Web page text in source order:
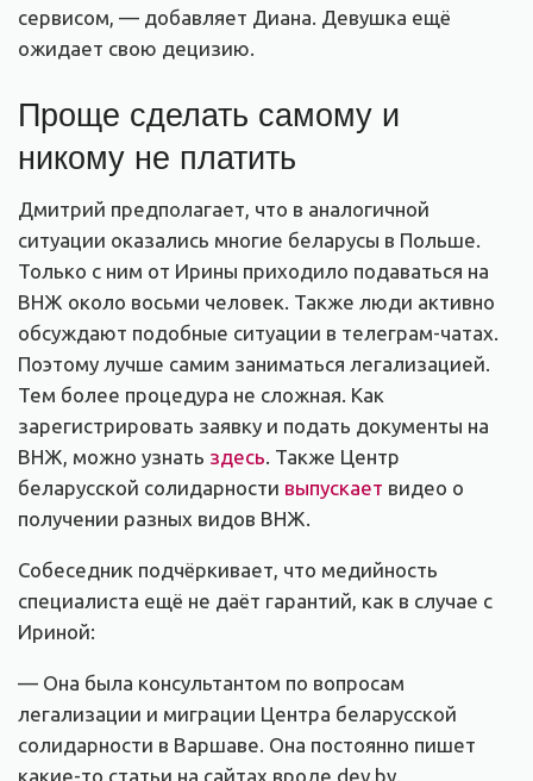
сервисом, — добавляет Диана. Девушка ещё
ожидает свою децизию.
Проще сделать самому и
никому не платить
Дмитрий предполагает, что в аналогичной
ситуации оказались многие беларусы в Польше.
Только с ним от Ирины приходило подаваться на
ВНЖ около восьми человек. Также люди активно
обсуждают подобные ситуации в телеграм-чатах.
Поэтому лучше самим заниматься легализацией.
Тем более процедура не сложная. Как
зарегистрировать заявку и подать документы на
ВНЖ, можно узнать здесь . Также Центр
беларусской солидарности выпускает видео о
получении разных видов ВНЖ.
Собеседник подчёркивает, что медийность
специалиста ещё не даёт гарантий, как в случае с
Ириной:
— Она была консультантом по вопросам
легализации и миграции Центра беларусской
солидарности в Варшаве. Она постоянно пишет
какие-то статьи на сайтах вроде dev.by.